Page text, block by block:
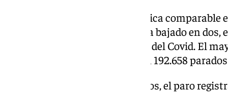
Desde el inicio de la serie histórica comparable
septiembre en 27 ocasiones y ha bajado en
normalidad después de la crisis del Covid. El
octubre se produjo en 2008, con 192.658
En términos desestacionalizados, el paro